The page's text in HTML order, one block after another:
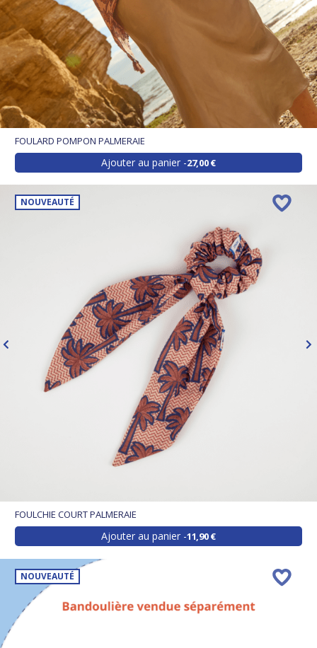
FOULARD POMPON PALMERAIE
Ajouter au panier 27,00 €
NOUVEAUTÉ
FOULCHIE COURT PALMERAIE
Ajouter au panier 11,90 €
NOUVEAUTÉ